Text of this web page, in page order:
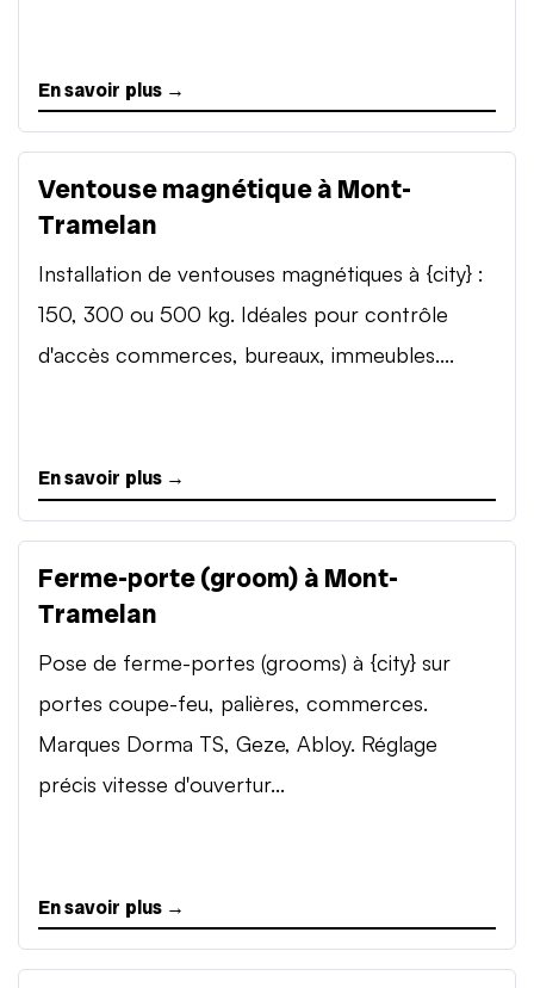
En savoir plus →
Ventouse magnétique à Mont-
Tramelan
Installation de ventouses magnétiques à {city} :
150, 300 ou 500 kg. Idéales pour contrôle
d'accès commerces, bureaux, immeubles....
En savoir plus →
Ferme-porte (groom) à Mont-
Tramelan
Pose de ferme-portes (grooms) à {city} sur
portes coupe-feu, palières, commerces.
Marques Dorma TS, Geze, Abloy. Réglage
précis vitesse d'ouvertur...
En savoir plus →